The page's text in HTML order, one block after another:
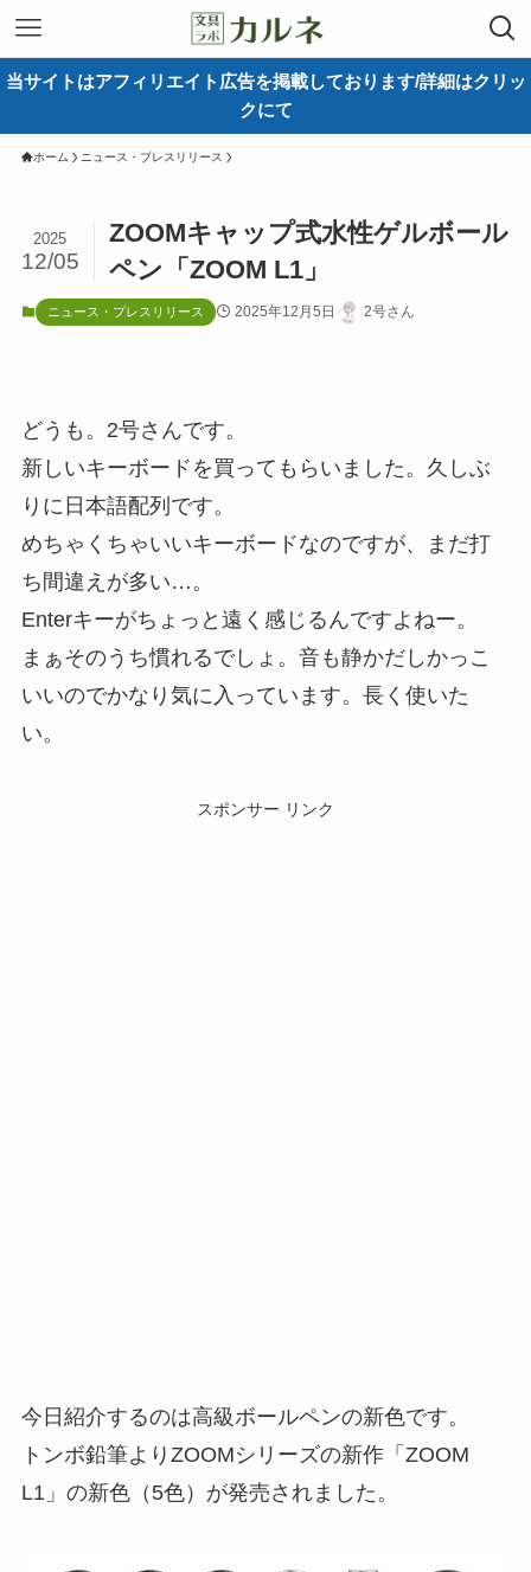
当サイトはアフィリエイト広告を掲載しております/詳細はクリッ
クにて
ホーム ニュース・プレスリリース
ZOOMキャップ式水性ゲルボール
ペン「ZOOM L1」
2025
12/05
ニュース・プレスリリース 2025年12月5日 2号さん
どうも。2号さんです。
新しいキーボードを買ってもらいました。久しぶ
りに日本語配列です。
めちゃくちゃいいキーボードなのですが、まだ打
ち間違えが多い…。
Enterキーがちょっと遠く感じるんですよねー。
まぁそのうち慣れるでしょ。音も静かだしかっこ
いいのでかなり気に入っています。長く使いた
い。
スポンサー リンク
今日紹介するのは高級ボールペンの新色です。
トンボ鉛筆よりZOOMシリーズの新作「ZOOM
L1」の新色（5色）が発売されました。